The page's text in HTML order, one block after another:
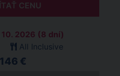
CENU
10. 2026 (8 dní)
All Inclusive
€